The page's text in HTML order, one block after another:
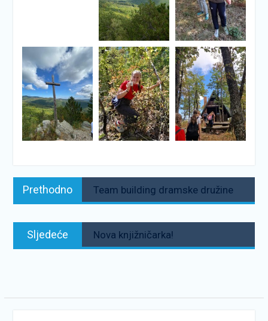
Navigacija
objava
Prethodno Team building dramske družine
Sljedeće Nova knjižničarka!